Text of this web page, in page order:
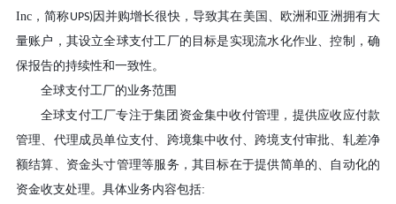
Inc，简称UPS)因并购增长很快，导致其在美国、欧洲和亚洲拥有大
量账户，其设立全球支付工厂的目标是实现流水化作业、控制，确
保报告的持续性和一致性。
全球支付工厂的业务范围
全球支付工厂专注于集团资金集中收付管理，提供应收应付款
管理、代理成员单位支付、跨境集中收付、跨境支付审批、轧差净
额结算、资金头寸管理等服务，其目标在于提供简单的、自动化的
资金收支处理。具体业务内容包括: